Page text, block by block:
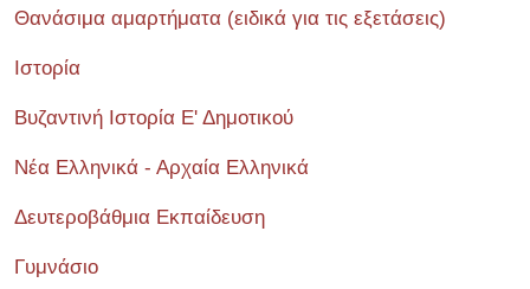
Θανάσιμα αμαρτήματα (ειδικά για τις εξετάσεις)
Ιστορία
Βυζαντινή Ιστορία Ε' Δημοτικού
Νέα Ελληνικά - Αρχαία Ελληνικά
Δευτεροβάθμια Εκπαίδευση
Γυμνάσιο